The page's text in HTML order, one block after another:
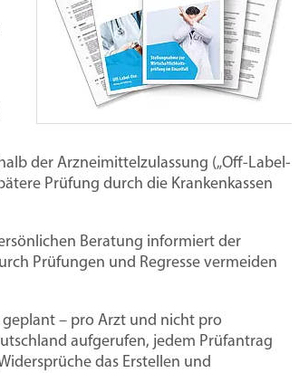
Vertretung
Digitale
Arztpraxis
Das Praxisteam
Personalverwaltung
Teamführung
Aus- und Weiterbildung
Gesetze
für die Praxis
Honorar
Landesgruppen
Bundesvorstand
Veranstaltungen
Bundeshauptversammlung 2025
der Arzneimittelzulassung („Off-Label-
Prüfung durch die Krankenkassen
Beratung informiert der
Prüfungen und Regresse vermeiden
– pro Arzt und nicht pro
aufgerufen, jedem Prüfantrag
das Erstellen und